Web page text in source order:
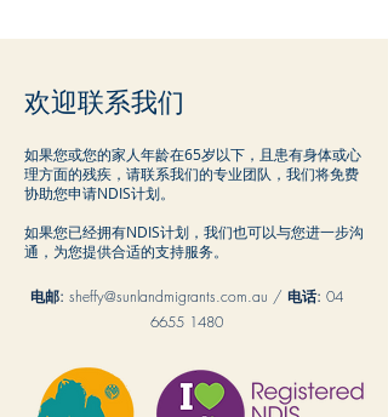
​欢迎联系我们
如果您或您的家人年龄在65岁以下，且患有身体或心
理方面的残疾，请联系我们的专业团队，我们将免费
协助您申请NDIS计划。
如果您已经拥有NDIS计划，我们也可以与您进一步沟
通，为您提供合适的支持服务。
电邮: sheffy@sunlandmigrants.com.au / 电话: 04
6655 1480